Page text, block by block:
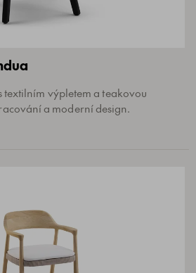
výpletem a teakovou
a moderní design.